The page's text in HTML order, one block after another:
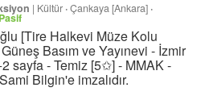
| Kültür ·Çankaya [Ankara] ·
Pasif
[Tire Halkevi Müze Kolu
Basım ve Yayınevi - İzmir
sayfa - Temiz [5✩] - MMAK -
Bilgin'e imzalıdır.